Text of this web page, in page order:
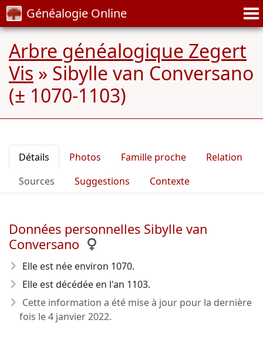
Généalogie Online
Arbre généalogique Zegert
Vis » Sibylle van Conversano
(± 1070-1103)
Détails Photos Famille proche
Relation
Sources
Suggestions Contexte
Données personnelles Sibylle van
Conversano
Elle est née environ 1070.
Elle est décédée en l'an 1103.
Cette information a été mise à jour pour la dernière
fois le4 janvier 2022.